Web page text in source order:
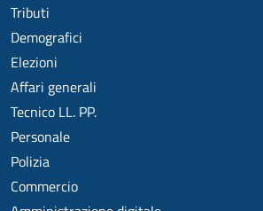
Tributi
Demografici
Elezioni
Affari generali
Tecnico LL. PP.
Personale
Polizia
Commercio